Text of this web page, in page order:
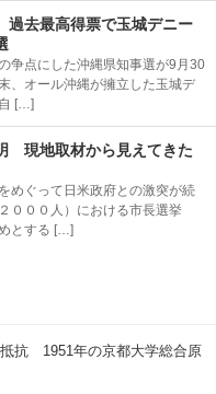
去最高得票で玉城デニー
争点にした沖縄県知事選が9月30
、オール沖縄が擁立した玉城デ
[…]
現地取材から見えてきた
めぐって日米政府との激突が続
０００人）における市長選挙
とする […]
抗 1951年の京都大学総合原